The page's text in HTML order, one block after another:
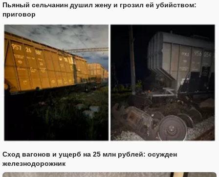
Пьяный сельчанин душил жену и грозил ей убийством:
приговор
Сход вагонов и ущерб на 25 млн рублей: осужден
железнодорожник